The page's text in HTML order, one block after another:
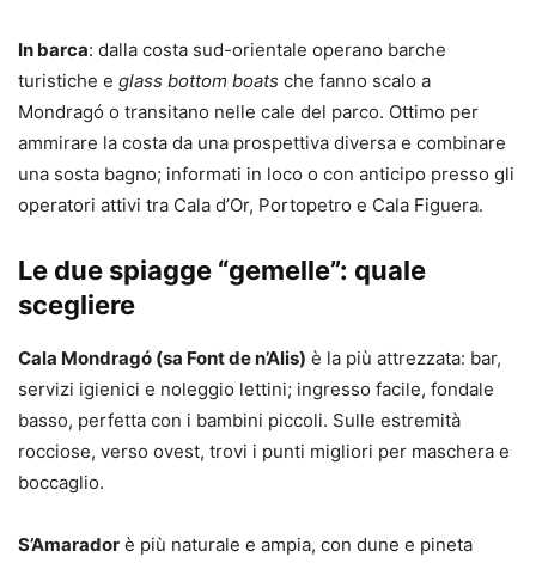
In barca: dalla costa sud-orientale operano barche
turistiche e glass bottom boats che fanno scalo a
Mondragó o transitano nelle cale del parco. Ottimo per
ammirare la costa da una prospettiva diversa e combinare
una sosta bagno; informati in loco o con anticipo presso gli
operatori attivi tra Cala d’Or, Portopetro e Cala Figuera.
Le due spiagge “gemelle”: quale
scegliere
Cala Mondragó (sa Font de n’Alis) è la più attrezzata: bar,
servizi igienici e noleggio lettini; ingresso facile, fondale
basso, perfetta con i bambini piccoli. Sulle estremità
rocciose, verso ovest, trovi i punti migliori per maschera e
boccaglio.
S’Amarador è più naturale e ampia, con dune e pineta